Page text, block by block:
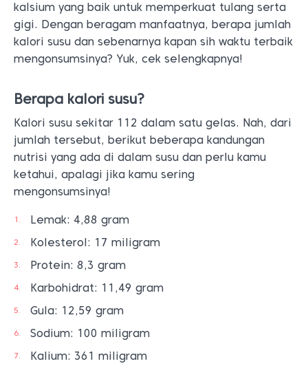
kalsium yang baik untuk memperkuat tulang serta
gigi. Dengan beragam manfaatnya, berapa jumlah
kalori susu dan sebenarnya kapan sih waktu terbaik
mengonsumsinya? Yuk, cek selengkapnya!
Berapa kalori susu?
Kalori susu sekitar 112 dalam satu gelas. Nah, dari
jumlah tersebut, berikut beberapa kandungan
nutrisi yang ada di dalam susu dan perlu kamu
ketahui, apalagi jika kamu sering
mengonsumsinya!
Lemak: 4,88 gram
Kolesterol: 17 miligram
Protein: 8,3 gram
Karbohidrat: 11,49 gram
Gula: 12,59 gram
Sodium: 100 miligram
Kalium: 361 miligram